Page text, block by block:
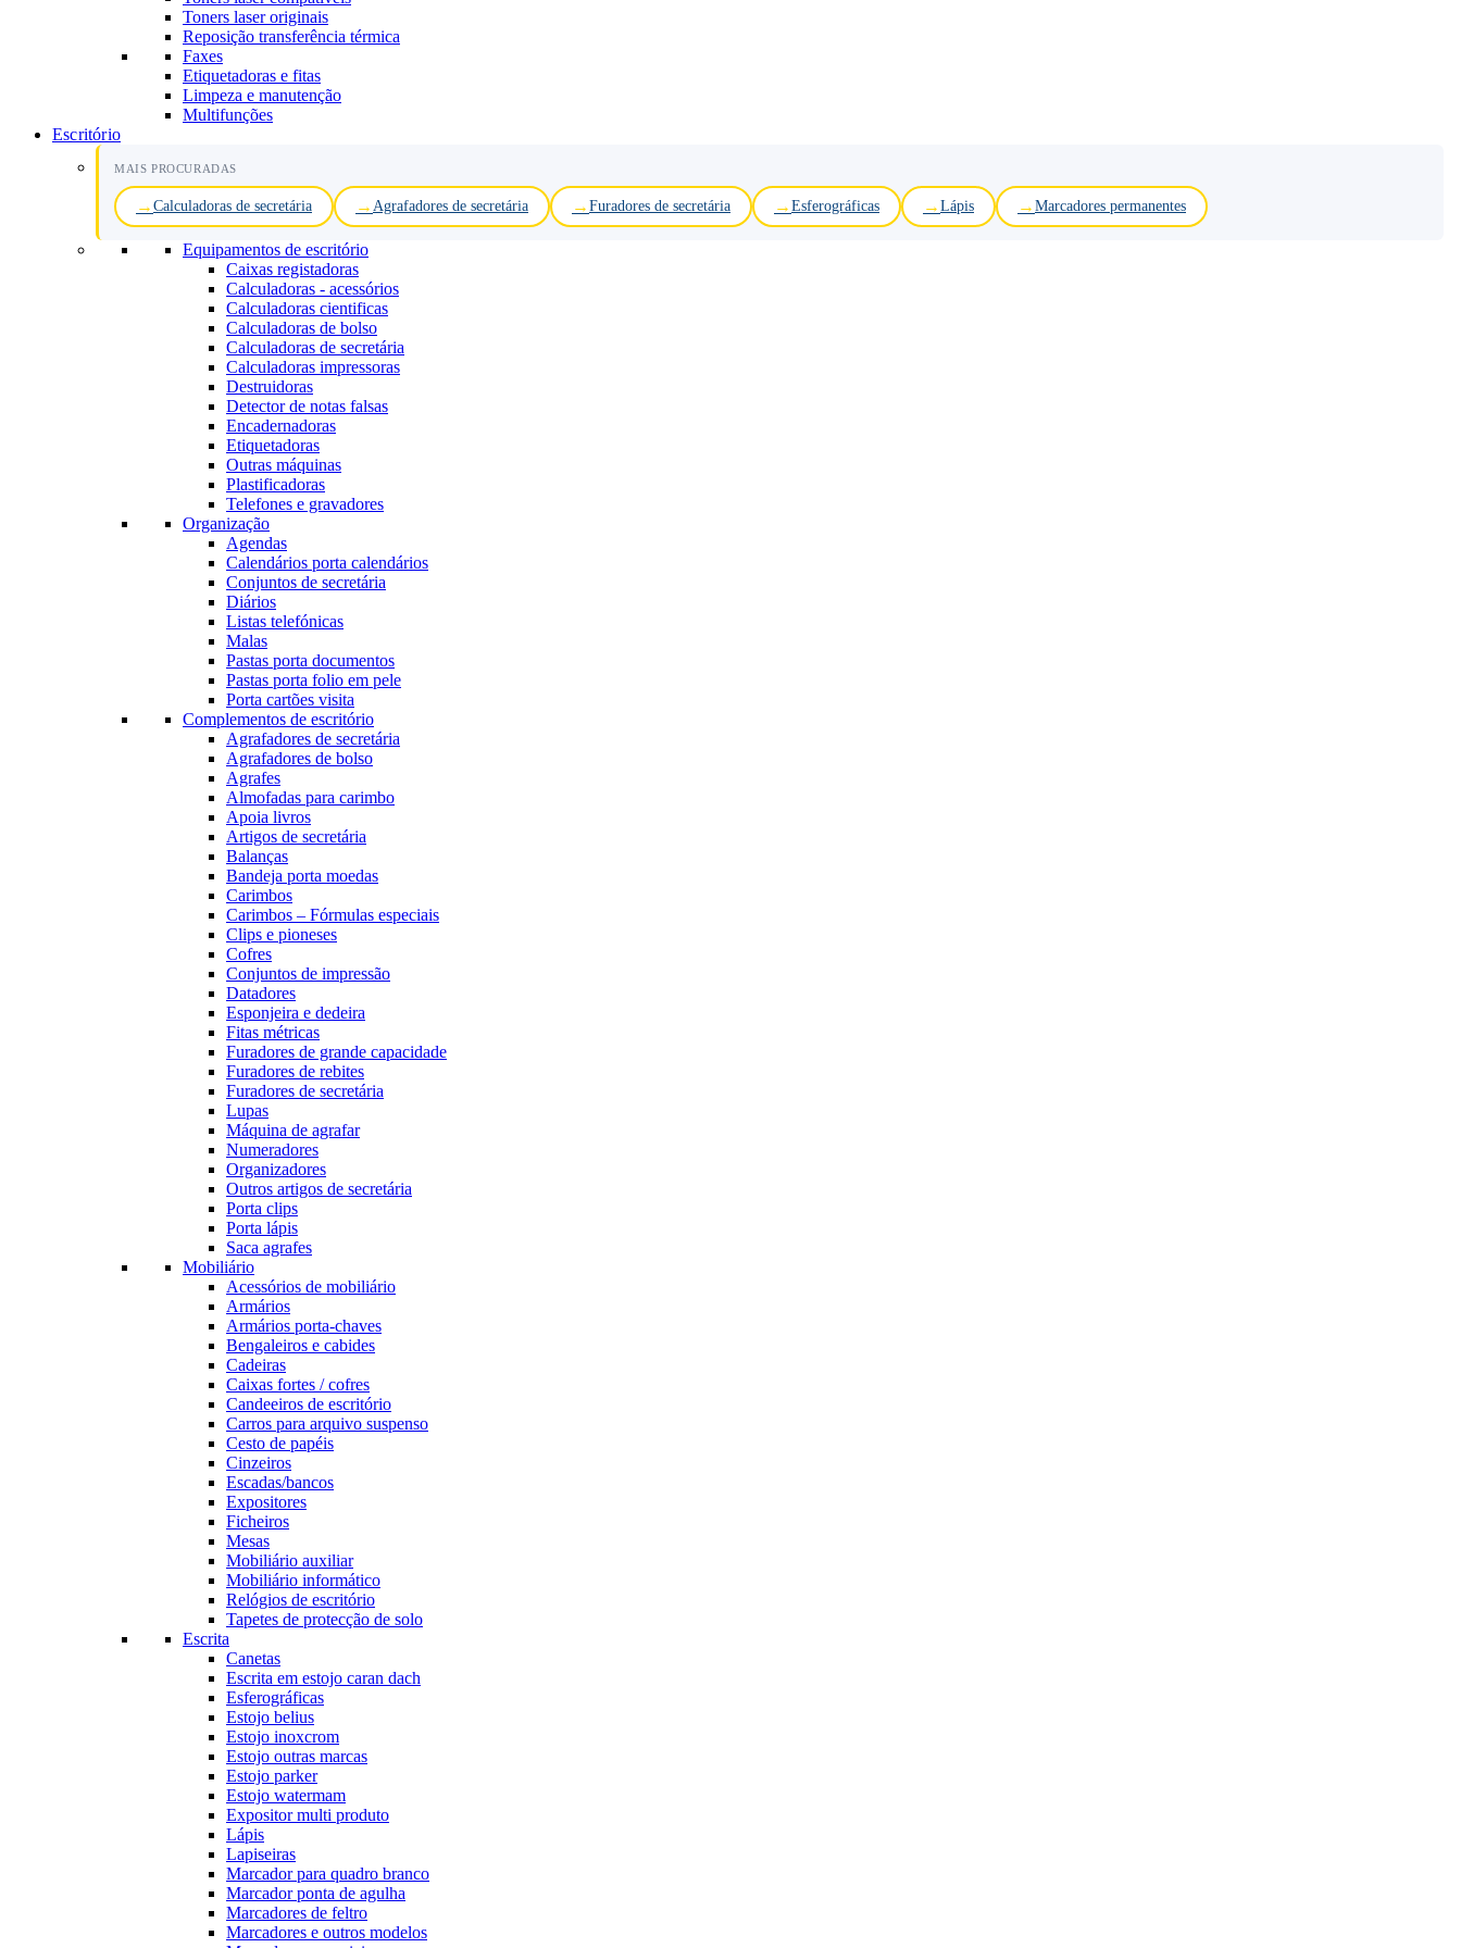
Toners laser originais
Reposição transferência térmica
Faxes
Etiquetadoras e fitas
Limpeza e manutenção
Multifunções
Escritório
MAIS PROCURADAS
Calculadoras de secretária Agrafadores de secretária Furadores de secretária Esferográficas Lápis Marcadores permanentes
Equipamentos de escritório
Caixas registadoras
Calculadoras - acessórios
Calculadoras cientificas
Calculadoras de bolso
Calculadoras de secretária
Calculadoras impressoras
Destruidoras
Detector de notas falsas
Encadernadoras
Etiquetadoras
Outras máquinas
Plastificadoras
Telefones e gravadores
Organização
Agendas
Calendários porta calendários
Conjuntos de secretária
Diários
Listas telefónicas
Malas
Pastas porta documentos
Pastas porta folio em pele
Porta cartões visita
Complementos de escritório
Agrafadores de secretária
Agrafadores de bolso
Agrafes
Almofadas para carimbo
Apoia livros
Artigos de secretária
Balanças
Bandeja porta moedas
Carimbos
Carimbos – Fórmulas especiais
Clips e pioneses
Cofres
Conjuntos de impressão
Datadores
Esponjeira e dedeira
Fitas métricas
Furadores de grande capacidade
Furadores de rebites
Furadores de secretária
Lupas
Máquina de agrafar
Numeradores
Organizadores
Outros artigos de secretária
Porta clips
Porta lápis
Saca agrafes
Mobiliário
Acessórios de mobiliário
Armários
Armários porta-chaves
Bengaleiros e cabides
Cadeiras
Caixas fortes / cofres
Candeeiros de escritório
Carros para arquivo suspenso
Cesto de papéis
Cinzeiros
Escadas/bancos
Expositores
Ficheiros
Mesas
Mobiliário auxiliar
Mobiliário informático
Relógios de escritório
Tapetes de protecção de solo
Escrita
Canetas
Escrita em estojo caran dach
Esferográficas
Estojo belius
Estojo inoxcrom
Estojo outras marcas
Estojo parker
Estojo watermam
Expositor multi produto
Lápis
Lapiseiras
Marcador para quadro branco
Marcador ponta de agulha
Marcadores de feltro
Marcadores e outros modelos